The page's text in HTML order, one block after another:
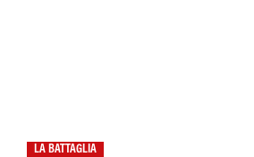
LA BATTAGLIA